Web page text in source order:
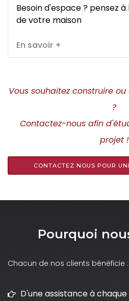
Besoin d'espace ? pensez
de votre maison
En savoir +
Vous souhaitez construire
?
Contactez-nous afin
projet !
CONTACTEZ NOUS POUR
Pourquoi
Chacun de nos clients bénéficie :
D'une assistance à